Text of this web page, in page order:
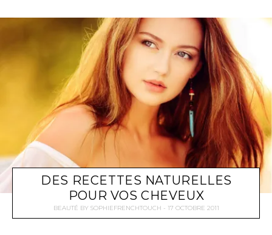
DES RECETTES NATURELLES
POUR VOS CHEVEUX
BEAUTÉ BY SOPHIEFRENCHTOUCH 17 OCTOBRE 2011